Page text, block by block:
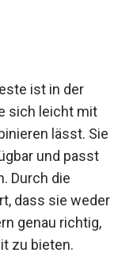
Stehkragen
ist in der
sich leicht mit
lässt. Sie
und passt
Durch die
dass sie
genau